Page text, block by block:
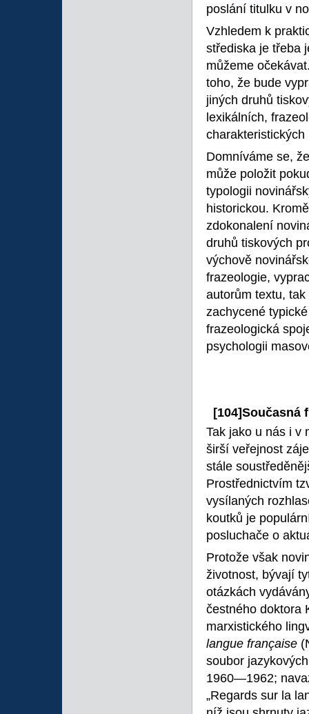
poslání titulku v
Vzhledem k
střediska je třeba
můžeme
toho, že bude
jiných druhů
lexikálních,
Domníváme se,
může položit
typologii
historickou.
zdokonalení
druhů tiskových
výchově
frazeologie,
autorům textu,
zachycené
frazeologická
psychologii
[104]Současná
Tak jako u nás i v
širší veřejnost
stále
Prostřednictvím
vysílaných
koutků je
posluchače o
Protože však
životnost, bývají
otázkách
čestného doktora
marxistického
langue française
soubor
1960—1962;
„Regards sur la